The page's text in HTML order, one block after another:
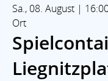
Sa., 08. August |
Ort